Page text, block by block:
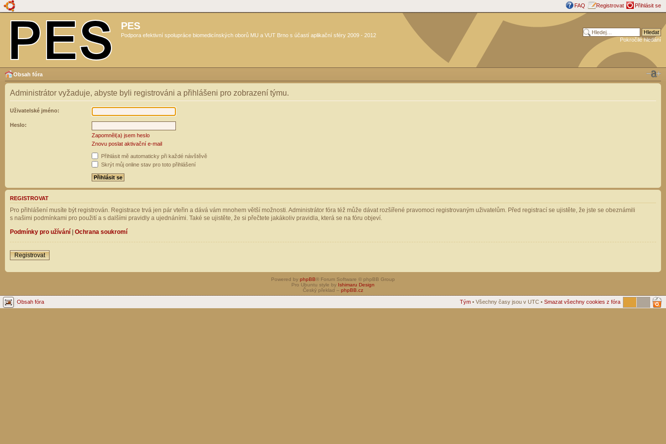
FAQ Registrovat Přihlásit se
PES
Podpora efektivní spolupráce biomedicínských oborů MU a VUT Brno s účastí aplikační sféry 2009 - 2012
Pokročilé hledání
Obsah fóra
Administrátor vyžaduje, abyste byli registrováni a přihlášeni pro zobrazení týmu.
Uživatelské jméno:
Heslo:
Zapomněl(a) jsem heslo
Znovu poslat aktivační e-mail
Přihlásit mě automaticky při každé návštěvě
Skrýt můj online stav pro toto přihlášení
REGISTROVAT
Pro přihlášení musíte být registrován. Registrace trvá jen pár vteřin a dává vám mnohem větší možnosti. Administrátor fóra též může dávat rozšířené pravomoci registrovaným uživatelům. Před registrací se ujistěte, že jste se obeznámili
s našimi podmínkami pro použití a s dalšími pravidly a ujednáními. Také se ujistěte, že si přečtete jakákoliv pravidla, která se na fóru objeví.
Podmínky pro užívání | Ochrana soukromí
Registrovat
Powered by phpBB® Forum Software © phpBB Group
Pro Ubuntu style by Ishimaru Design
Český překlad – phpBB.cz
Obsah fóra Tým • Všechny časy jsou v UTC • Smazat všechny cookies z fóra